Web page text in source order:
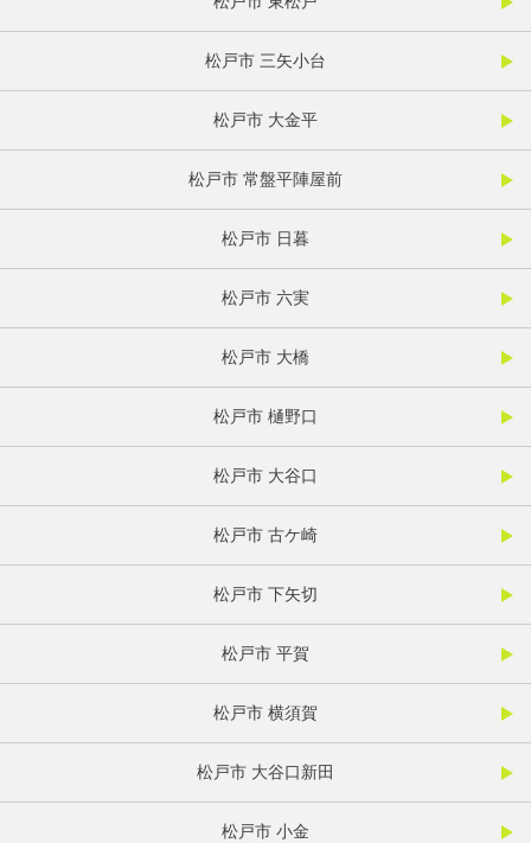
松戸市 三矢小台
松戸市 大金平
松戸市 常盤平陣屋前
松戸市 日暮
松戸市 六実
松戸市 大橋
松戸市 樋野口
松戸市 大谷口
松戸市 古ケ崎
松戸市 下矢切
松戸市 平賀
松戸市 横須賀
松戸市 大谷口新田
松戸市 小金